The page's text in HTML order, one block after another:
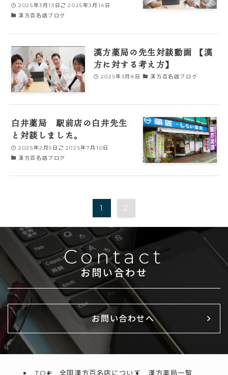
2025年3月13日
2025年3月14日
漢方百名店ブログ
漢方薬局の先生対談動画 【漢
方に対する考え方】
2025年3月8日 漢方百名店ブログ
白井薬局 駅前店の白井先生
と対談しました。
2025年2月5日
2025年7月10日
漢方百名店ブログ
1 2
Contact
お問い合わせ
お問い合わせへ
TOP 全国漢方百名店について 漢方薬局一覧